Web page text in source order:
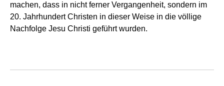
machen, dass in nicht ferner Vergangenheit, sondern im
20. Jahrhundert Christen in dieser Weise in die völlige
Nachfolge Jesu Christi geführt wurden.